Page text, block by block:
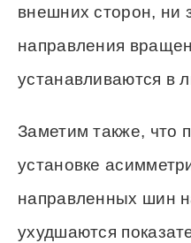
внешних сторон, ни
направления
устанавливаются в
Заметим также, что
установке
направленных шин
ухудшаются